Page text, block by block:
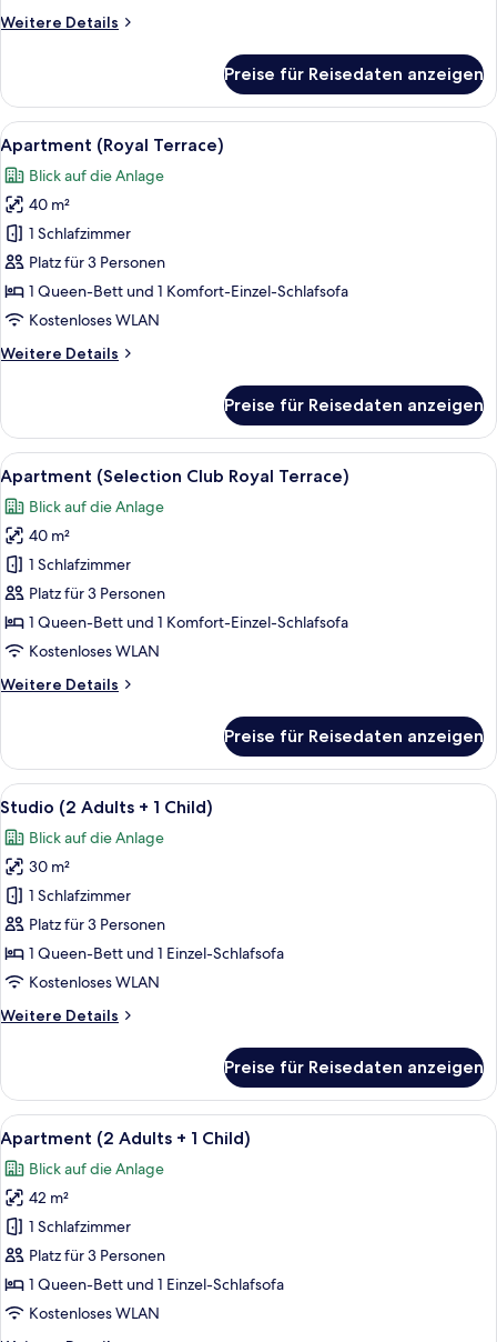
Weitere Details
Weitere
(Garden
w/
Minipool)
Preise für Reisedaten anzeigen
Alle
Fotos
für
Apartment
(Royal
Terrace)
anzeigen
2
Apartment (Royal Terrace)
Blick auf die Anlage
40 m²
1 Schlafzimmer
Platz für 3 Personen
1 Queen-Bett und 1 Komfort-Einzel-Schlafsofa
Kostenloses WLAN
Weitere Details
Weitere
(Royal
Terrace)
Preise für Reisedaten anzeigen
Alle
Fotos
für
Apartment
(Selection
Club
Royal
Terrace)
Dusche, kostenlose Toilettenartikel,
1
Apartment (Selection Club Royal Terrace)
Blick auf die Anlage
40 m²
1 Schlafzimmer
Platz für 3 Personen
1 Queen-Bett und 1 Komfort-Einzel-Schlafsofa
Kostenloses WLAN
Weitere Details
Weitere
(Selection
Club
Royal
Preise für Reisedaten anzeigen
Alle
Fotos
für
Studio
(2
Adults
+
1
anzeigen
Wasserkocher mit Kaffee-/
1
Studio (2 Adults + 1 Child)
Blick auf die Anlage
30 m²
1 Schlafzimmer
Platz für 3 Personen
1 Queen-Bett und 1 Einzel-Schlafsofa
Kostenloses WLAN
Weitere Details
Weitere
(2
Adults
+
Child)
Preise für Reisedaten anzeigen
Alle
Fotos
für
Apartment
(2
Adults
+
1
Zimmersafe,
3
Apartment (2 Adults + 1 Child)
Blick auf die Anlage
42 m²
1 Schlafzimmer
Platz für 3 Personen
1 Queen-Bett und 1 Einzel-Schlafsofa
Kostenloses WLAN